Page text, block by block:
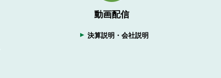
動画配信
決算説明・会社説明